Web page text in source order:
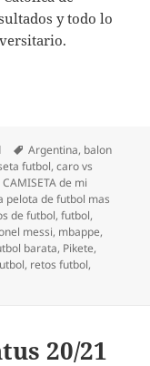
y todo lo
Etiquetas
Argentina, balon
futbol,caro vs
de mi
pelota de futbol mas
de futbol,futbol,
messi, mbappe,
barata, Pikete,
, retos futbol,
20/21